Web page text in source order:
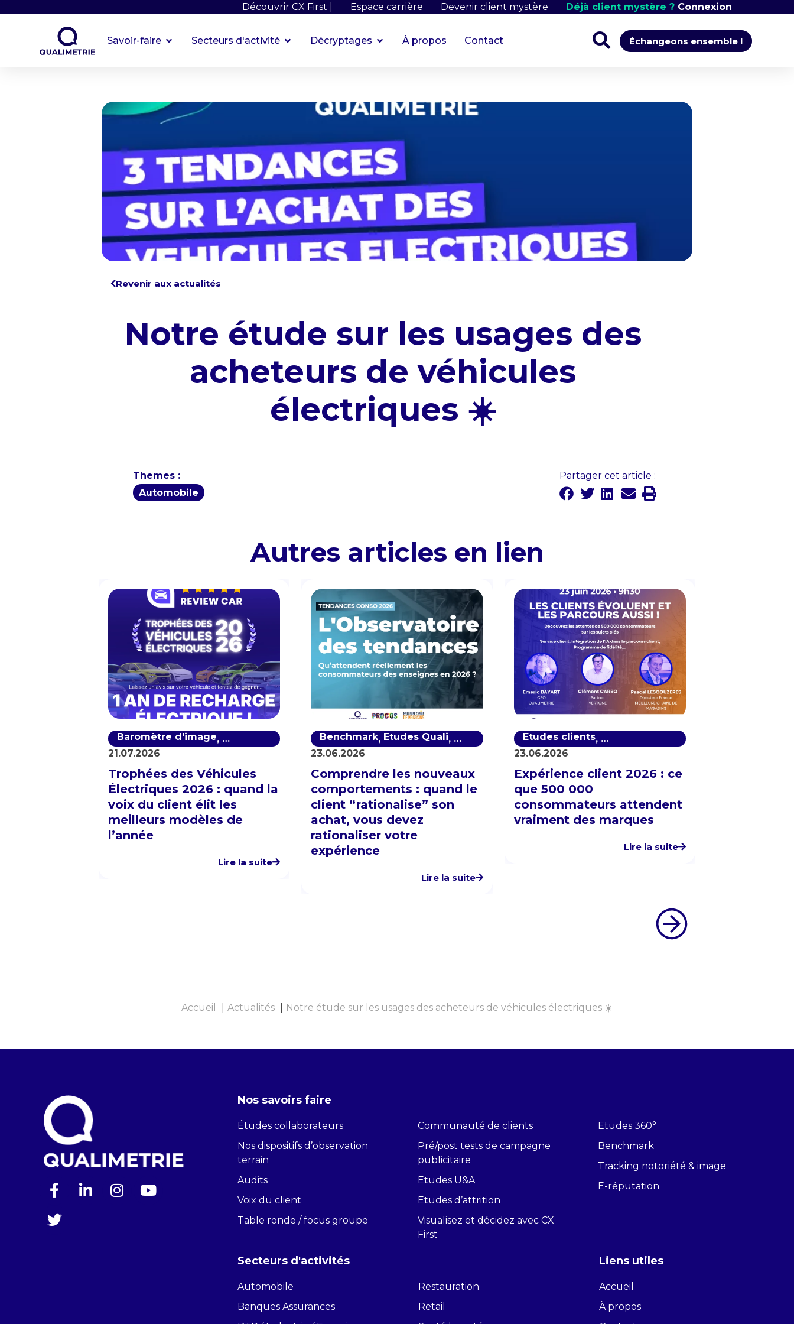
Découvrir CX First | Espace carrière Devenir client mystère Déjà client mystère ? Connexion
Savoir-faire Secteurs d'activité Décryptages À propos Contact Échangeons ensemble !
Revenir aux actualités
Notre étude sur les usages des
acheteurs de véhicules
électriques ☀️
Themes :
Automobile
Partager cet article :
Autres articles en lien
Baromètre d'image, Baromètre de notoriété,Satisfaction client
21.07.2026
Trophées des Véhicules
Électriques 2026 : quand la
voix du client élit les
meilleurs modèles de
l’année
Lire la suite
Benchmark, Etudes Quali,
Satisfaction client
23.06.2026
Comprendre les nouveaux
comportements : quand le
client “rationalise” son
achat, vous devez
rationaliser votre
expérience
Lire la suite
Etudes clients,
Satisfaction client
23.06.2026
Expérience client 2026 : ce
que 500 000
consommateurs attendent
vraiment des marques
Lire la suite
Accueil Actualités Notre étude sur les usages des acheteurs de véhicules électriques ☀️
Nos savoirs faire
Études collaborateurs
Nos dispositifs d’observation
terrain
Audits
Voix du client
Table ronde / focus groupe
Communauté de clients
Pré/post tests de campagne
publicitaire
Etudes U&A
Etudes d’attrition
Visualisez et décidez avec CX
First
Etudes 360°
Benchmark
Tracking notoriété & image
E-réputation
Secteurs d'activités
Automobile
Banques Assurances
Restauration
Retail
Liens utiles
Accueil
À propos